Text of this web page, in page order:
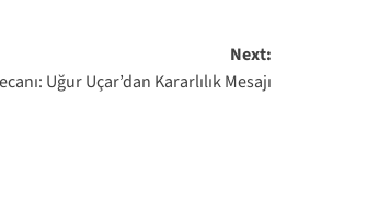
Next:
Uğur Uçar’dan Kararlılık Mesajı